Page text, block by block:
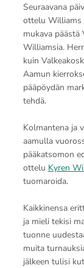
Seuraavana
ottelu Williams
mukava päästä
Williamsia.
kuin
Aamun
pääpöydän
tehdä.
Kolmantena ja
aamulla
pääkatsomon
ottelu Kyren
tuomaroida.
Kaikkinensa
ja mieli tekisi
tuonne
muita
jälkeen tulisi